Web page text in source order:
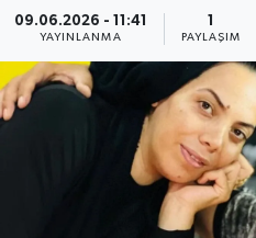
09.06.2026 - 11:41
YAYINLANMA PAYLAŞIM
Kültür Sanat
Spor
Son Dakika Haberleri
Haber Arşivi